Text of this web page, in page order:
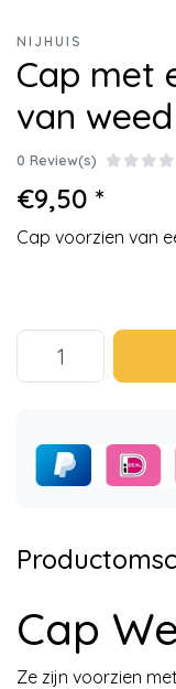
NIJHUIS
Cap met
van weed
0 Review(s)
€9,50 *
Cap voorzien van
Cap
Ze zijn voorzien